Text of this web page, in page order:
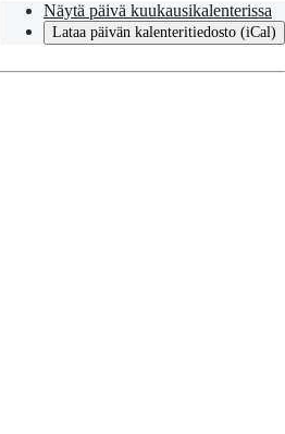
Näytä päivä kuukausikalenterissa
Lataa päivän kalenteritiedosto (iCal)